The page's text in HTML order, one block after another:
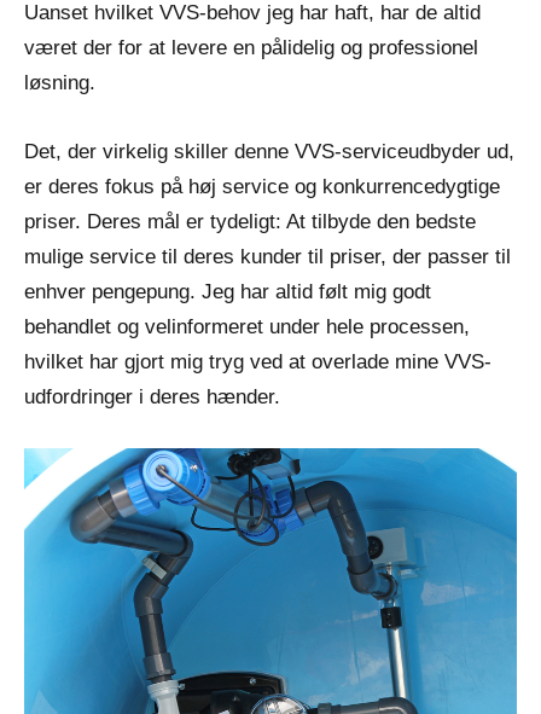
Uanset hvilket VVS-behov jeg har haft, har de altid
været der for at levere en pålidelig og professionel
løsning.
Det, der virkelig skiller denne VVS-serviceudbyder ud,
er deres fokus på høj service og konkurrencedygtige
priser. Deres mål er tydeligt: At tilbyde den bedste
mulige service til deres kunder til priser, der passer til
enhver pengepung. Jeg har altid følt mig godt
behandlet og velinformeret under hele processen,
hvilket har gjort mig tryg ved at overlade mine VVS-
udfordringer i deres hænder.